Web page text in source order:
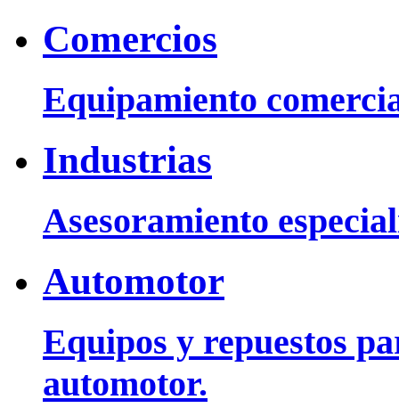
Comercios
Equipamiento
Industrias
Asesoramiento
Automotor
Equipos y repuestos
automotor.